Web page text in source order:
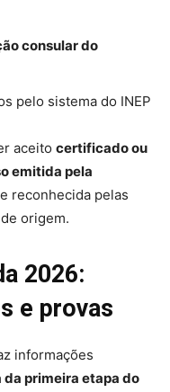
consular do
pelo sistema do INEP
aceito certificado ou
emitida pela
reconhecida pelas
origem.
2026:
e provas
informações
primeira etapa do